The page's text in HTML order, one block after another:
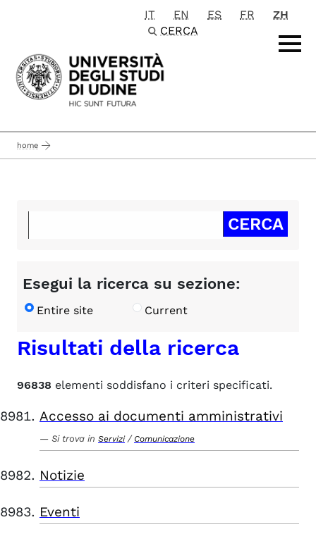
Passa al contenuto principale
IT EN ES FR
ZH
CERCA
home
Esegui la ricerca su sezione:
Entire site Current
Risultati della ricerca
96838 elementi soddisfano i criteri specificati.
Accesso ai documenti amministrativi
Si trova in Servizi / Comunicazione
Notizie
Eventi